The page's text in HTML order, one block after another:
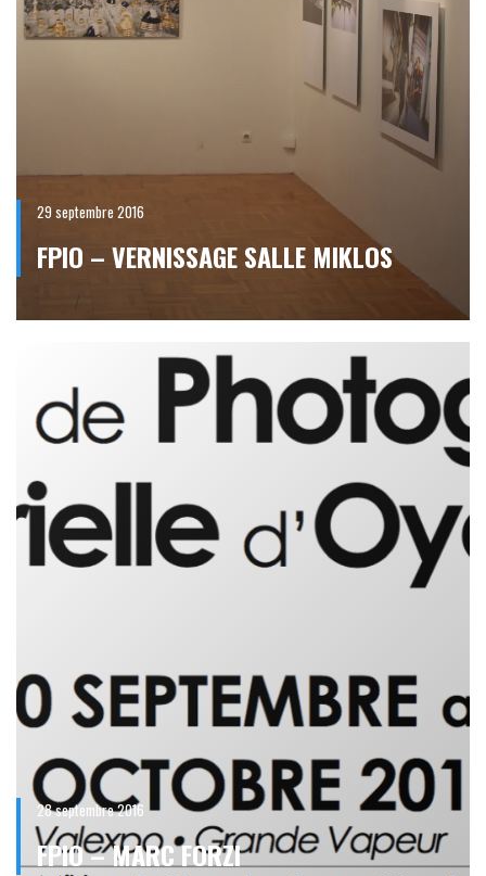
29 septembre 2016
FPIO – VERNISSAGE SALLE MIKLOS
28 septembre 2016
FPIO – MARC FORZI